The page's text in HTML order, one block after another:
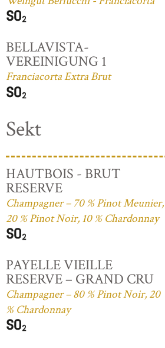
BELLAVISTA-
VEREINIGUNG 1
Franciacorta Extra Brut
Sekt
HAUTBOIS - BRUT
RESERVE
Champagner – 70 % Pinot Meunier,
20 % Pinot Noir, 10 % Chardonnay
PAYELLE VIEILLE
RESERVE – GRAND CRU
Champagner – 80 % Pinot Noir, 20
% Chardonnay